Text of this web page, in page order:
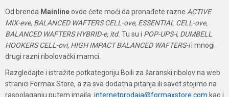
Od brenda Mainlineovde ćete moći da pronađete razne ACTIVE
MIX-eve, BALANCED WAFTERS CELL-ove, ESSENTIAL CELL-ove,
BALANCED WAFTERS HYBRID-e, itd. Tu su i POP-UPS-i, DUMBELL
HOOKERS CELL-ovi, HIGH IMPACT BALANCED WAFTERS-ii mnogi
drugi razni ribolovački mamci.
Razgledajte i istražite potkategoriju Boili za šaranski ribolov na web
stranici Formax Store, a za sva dodatna pitanja ili savet stojimo na
raspolaganju putem imajla internetprodaja@formaxstore.com kao i